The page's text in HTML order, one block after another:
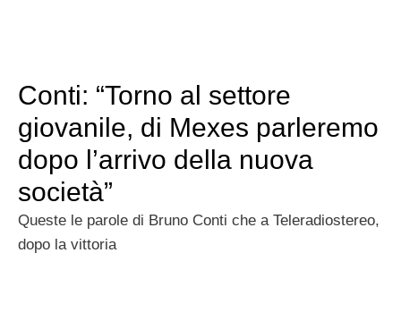
Conti: “Torno al settore
giovanile, di Mexes parleremo
dopo l’arrivo della nuova
società”
Queste le parole di Bruno Conti che a Teleradiostereo,
dopo la vittoria